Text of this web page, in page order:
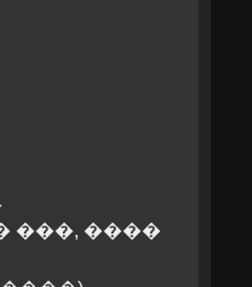
���, ����